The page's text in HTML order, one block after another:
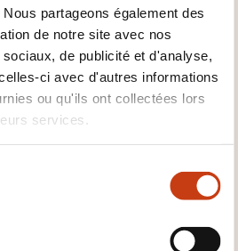
partageons également des
de notre site avec nos
de publicité et d'analyse,
ci avec d'autres informations
ou qu'ils ont collectées lors
services.
sur l’organisme de
Academy -
Lapunti Securitis
POURRAIENT